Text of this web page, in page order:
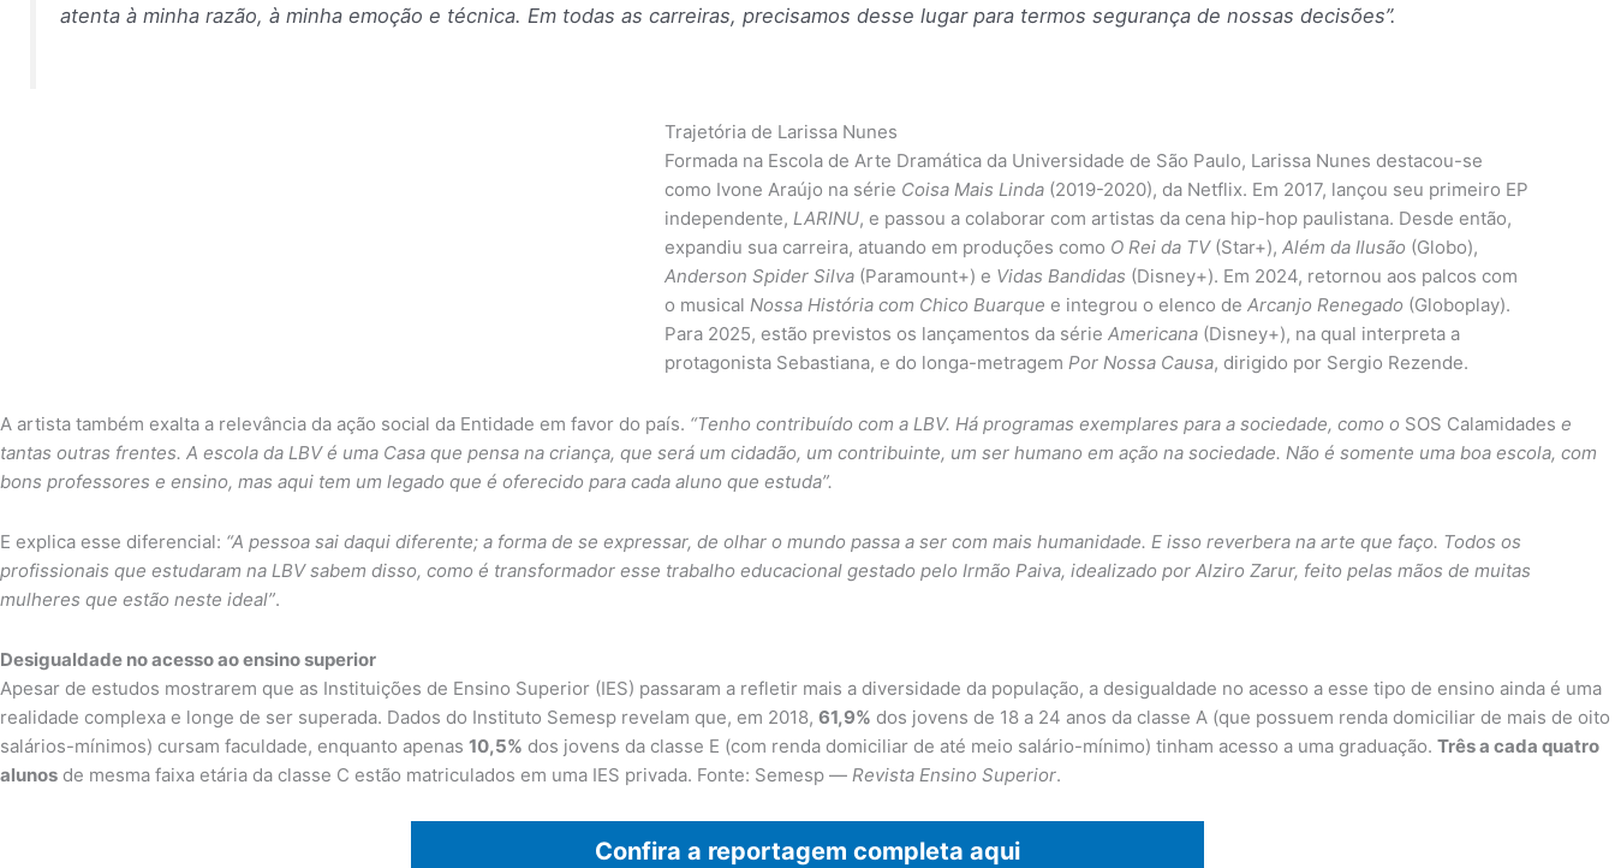
atenta à minha razão, à minha emoção e técnica. Em todas as carreiras, precisamos desse lugar para termos segurança de nossas decisões”.
Trajetória de Larissa Nunes
Formada na Escola de Arte Dramática da Universidade de São Paulo, Larissa Nunes destacou-se
como Ivone Araújo na série Coisa Mais Linda(2019-2020), da Netflix. Em 2017, lançou seu primeiro EP
independente, LARINU, e passou a colaborar com artistas da cena hip-hop paulistana. Desde então,
expandiu sua carreira, atuando em produções como O Rei da TV(Star+), Além da Ilusão (Globo),
Anderson Spider Silva(Paramount+) e Vidas Bandidas (Disney+). Em 2024, retornou aos palcos com
o musical Nossa História com Chico Buarque e integrou o elenco de Arcanjo Renegado (Globoplay).
Para 2025, estão previstos os lançamentos da série Americana(Disney+), na qual interpreta a
protagonista Sebastiana, e do longa-metragem Por Nossa Causa, dirigido por Sergio Rezende.
A artista também exalta a relevância da ação social da Entidade em favor do país. “Tenho contribuído com a LBV. Há programas exemplares para a sociedade, como o SOS Calamidades e
tantas outras frentes. A escola da LBV é uma Casa que pensa na criança, que será um cidadão, um contribuinte, um ser humano em ação na sociedade. Não é somente uma boa escola, com
bons professores e ensino, mas aqui tem um legado que é oferecido para cada aluno que estuda”.
E explica esse diferencial: “A pessoa sai daqui diferente; a forma de se expressar, de olhar o mundo passa a ser com mais humanidade. E isso reverbera na arte que faço. Todos os
profissionais que estudaram na LBV sabem disso, como é transformador esse trabalho educacional gestado pelo Irmão Paiva, idealizado por Alziro Zarur, feito pelas mãos de muitas
mulheres que estão neste ideal”.
Desigualdade no acesso ao ensino superior
Apesar de estudos mostrarem que as Instituições de Ensino Superior (IES) passaram a refletir mais a diversidade da população, a desigualdade no acesso a esse tipo de ensino ainda é uma
realidade complexa e longe de ser superada. Dados do Instituto Semesp revelam que, em 2018, 61,9% dos jovens de 18 a 24 anos da classe A (que possuem renda domiciliar de mais de oito
salários-mínimos) cursam faculdade, enquanto apenas 10,5% dos jovens da classe E (com renda domiciliar de até meio salário-mínimo) tinham acesso a uma graduação. Três a cada quatro
alunos de mesma faixa etária da classe C estão matriculados em uma IES privada. Fonte: Semesp — Revista Ensino Superior.
Confira a reportagem completa aqui